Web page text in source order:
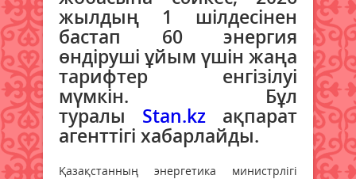
жылдың 1 шілдесінен
бастап 60 энергия
өндіруші ұйым үшін жаңа
тарифтер енгізілуі
мүмкін. Бұл
туралы Stan.kz ақпарат
агенттігі хабарлайды.
Қазақстанның энергетика министрлігі